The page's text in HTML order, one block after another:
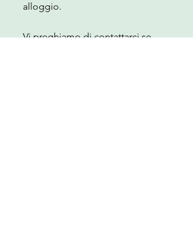
alloggio.
Vi preghiamo di contattarci se